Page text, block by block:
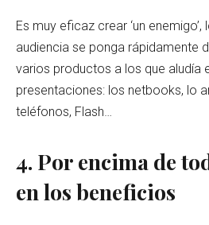
Es muy eficaz crear ‘un
audiencia se ponga rápidamente
varios productos a los que aludía
presentaciones: los netbooks, lo
teléfonos, Flash…
4. Por encima de
en los beneficios